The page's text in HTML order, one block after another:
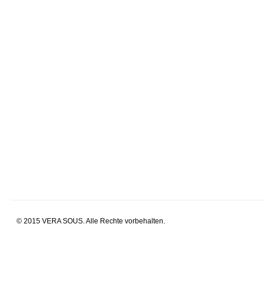
© 2015 VERA SOUS. Alle Rechte vorbehalten.